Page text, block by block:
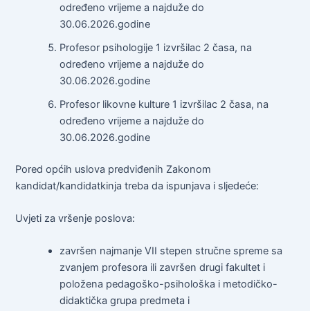
određeno vrijeme a najduže do
30.06.2026.godine
Profesor psihologije 1 izvršilac 2 časa, na
određeno vrijeme a najduže do
30.06.2026.godine
Profesor likovne kulture 1 izvršilac 2 časa, na
određeno vrijeme a najduže do
30.06.2026.godine
Pored općih uslova predviđenih Zakonom
kandidat/kandidatkinja treba da ispunjava i sljedeće:
Uvjeti za vršenje poslova:
završen najmanje VII stepen stručne spreme sa
zvanjem profesora ili završen drugi fakultet i
položena pedagoško-psihološka i metodičko-
didaktička grupa predmeta i